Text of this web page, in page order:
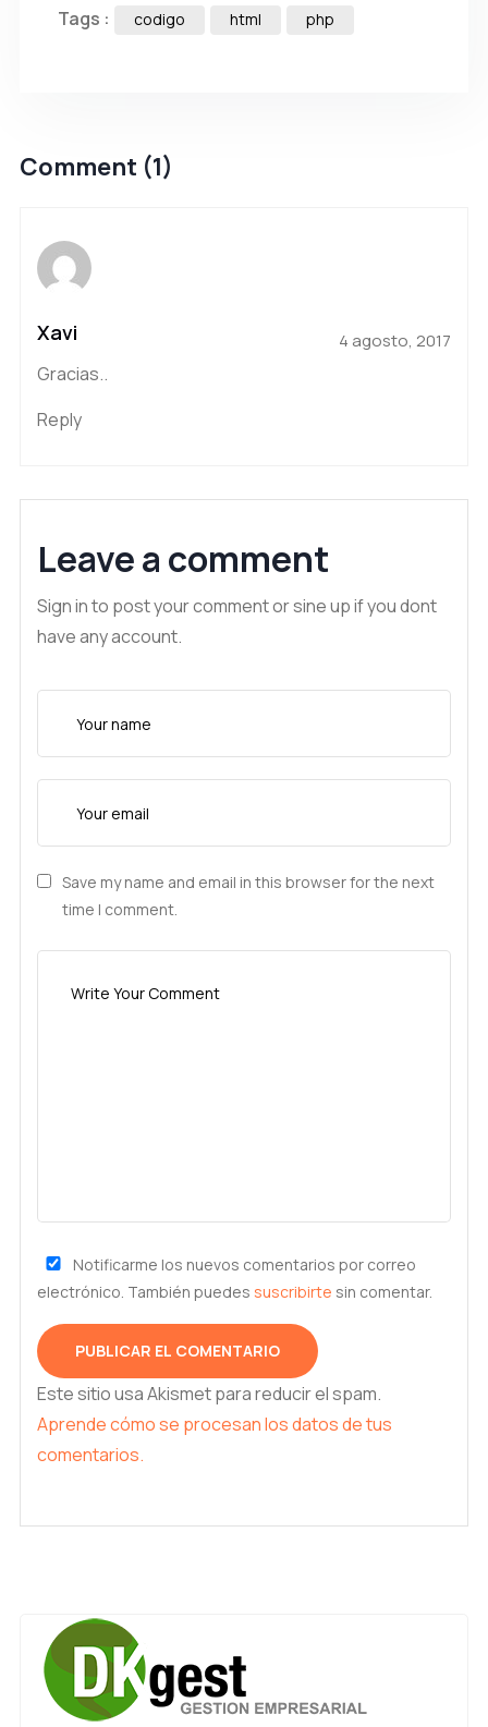
Tags : codigo html php
Comment (1)
Xavi 4 agosto, 2017
Gracias..
Reply
Leave a comment
Sign in to post your comment or sine up if you dont
have any account.
Save my name and email in this browser for the next
time I comment.
Notificarme los nuevos comentarios por correo
electrónico. También puedes suscribirte sin comentar.
Este sitio usa Akismet para reducir el spam.
Aprende cómo se procesan los datos de tus
comentarios.